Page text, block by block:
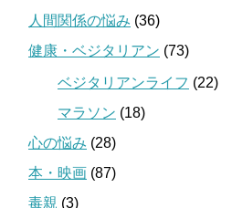
人間関係の悩み (36)
健康・ベジタリアン (73)
ベジタリアンライフ (22)
マラソン (18)
心の悩み (28)
本・映画 (87)
毒親 (3)